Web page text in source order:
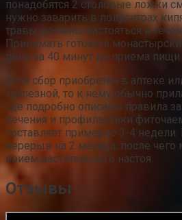
понадобятся 2 столовые ложки
нужно заварить в полулитрах
травы должны настояться в
Принимать готовый
день за 40 минут до приема пищи.
Если сбор приобретен в аптеке
трапезной, то к нему обычно
где подробно описаны правила
лечения и профилактики
составляет примерно 3-4 недели.
перерыв на 2 месяца, после
прием растительного настоя.
Отзывы